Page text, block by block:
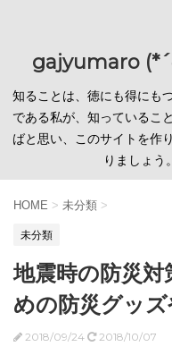
gajyumaro
知ることは、徳にも得にも
である私が、知っているこ
ばと思い、このサイトを作
りましょ
HOME > 未分類 >
未分類
地震時の防災対
めの防災グッ
2018/09/24 2018/10/07